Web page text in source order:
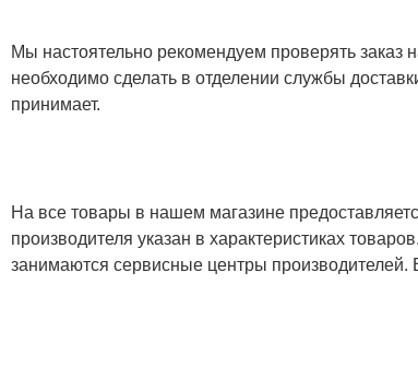
Мы настоятельно рекомендуем проверять заказ
необходимо сделать в отделении службы
принимает.
На все товары в нашем магазине
производителя указан в характеристиках
занимаются сервисные центры